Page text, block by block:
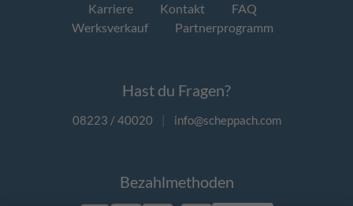
Karriere Kontakt
FAQ
Werksverkauf
Partnerprogramm
Hast du Fragen?
08223 / 40020 | info@scheppach.com
Bezahlmethoden